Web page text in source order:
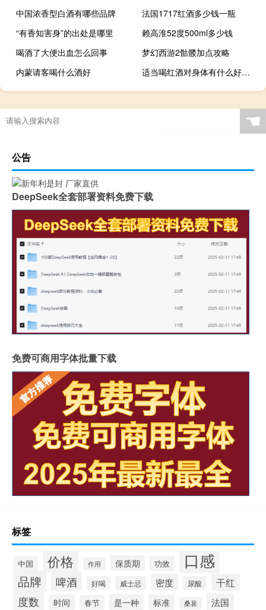
中国浓香型白酒有哪些品牌
法国1717红酒多少钱一瓶
“有香知害身”的出处是哪里
赖高淮52度500ml多少钱
喝酒了大便出血怎么回事
梦幻西游2骷髅加点攻略
内蒙请客喝什么酒好
适当喝红酒对身体有什么好处和坏处
☚
公告
DeepSeek全套部署资料免费下载
免费可商用字体批量下载
标签
中国 价格 作用 保质期 功效 口感
品牌 啤酒 好喝 威士忌 密度 尿酸 干红
度数 时间 春节 是一种 标准 桑葚 法国